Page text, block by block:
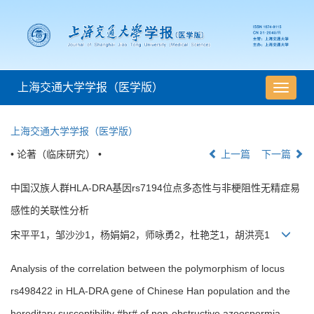
导
航
上海交通大学学报（医学版）
上海交通大学学报（医学版）
• 论著（临床研究） • 上一篇 下一篇
中国汉族人群HLA-DRA基因rs7194位点多态性与非梗阻性无精症易
感性的关联性分析
宋平平1，邹沙沙1，杨娟娟2，师咏勇2，杜艳芝1，胡洪亮1
Analysis of the correlation between the polymorphism of locus
rs498422 in HLA-DRA gene of Chinese Han population and the